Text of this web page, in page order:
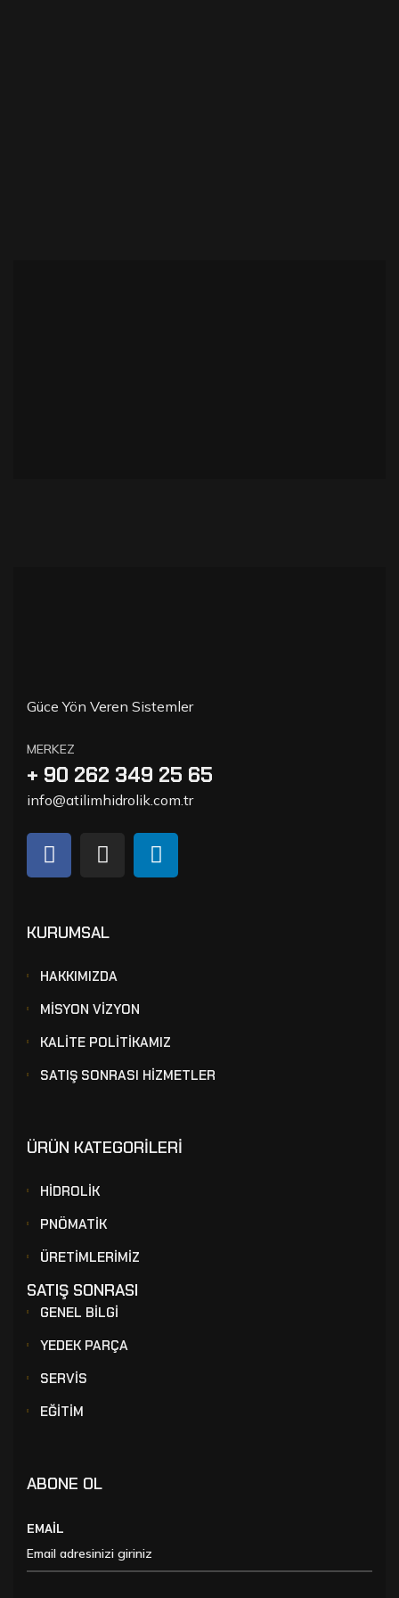
Güce Yön Veren Sistemler
MERKEZ
+ 90 262 349 25 65
info@atilimhidrolik.com.tr
KURUMSAL
HAKKIMIZDA
MİSYON VİZYON
KALİTE POLİTİKAMIZ
SATIŞ SONRASI HİZMETLER
ÜRÜN KATEGORİLERİ
HİDROLİK
PNÖMATİK
ÜRETİMLERİMİZ
SATIŞ SONRASI
GENEL BİLGİ
YEDEK PARÇA
SERVİS
EĞİTİM
ABONE OL
EMAİL